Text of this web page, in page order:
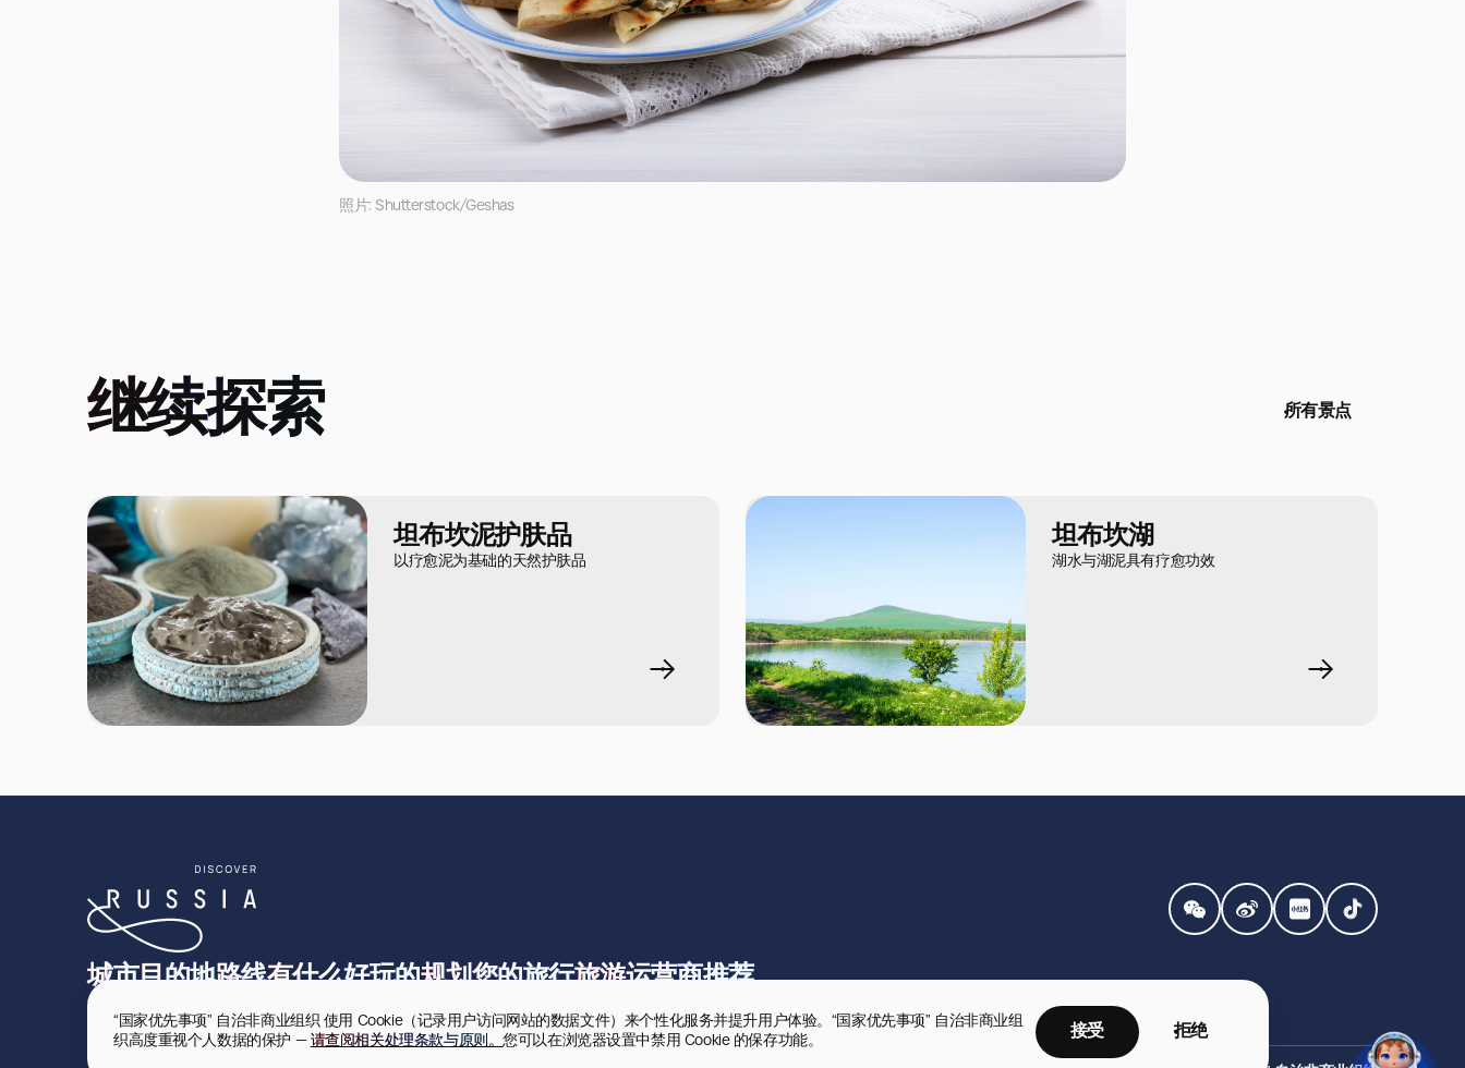
照片: Shutterstock/Geshas
继续探索 所有景点
坦布坎泥护肤品
以疗愈泥为基础的天然护肤品
坦布坎湖
湖水与湖泥具有疗愈功效
“国家优先事项” 自治非商业组织 使用 Cookie（记录用户访问网站的数据文件）来个性化服务并提升用户体验。“国家优先事项” 自治非商业组
织高度重视个人数据的保护 — 请查阅相关处理条款与原则。您可以在浏览器设置中禁用 Cookie 的保存功能。
接受 拒绝
城市目的地路线有什么好玩的规划您的旅行旅游运营商推荐